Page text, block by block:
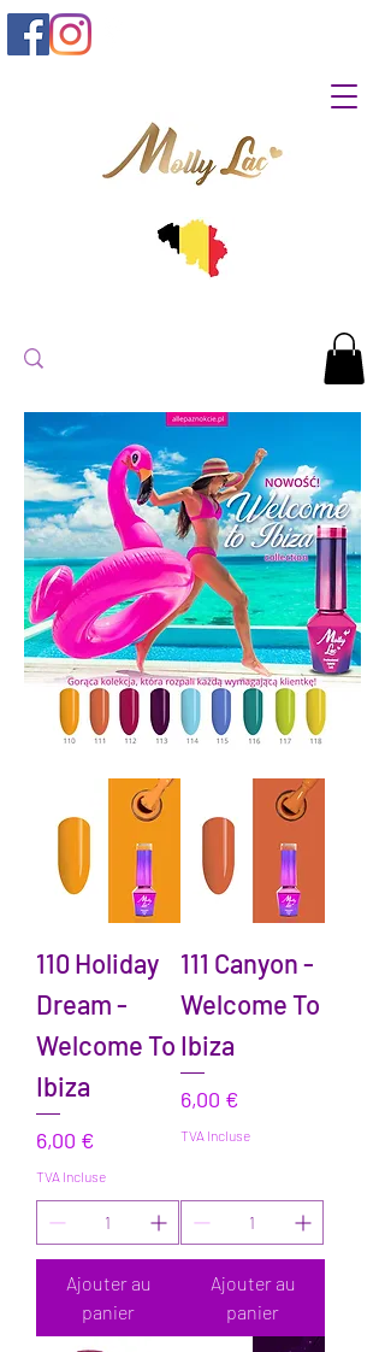
110 Holiday
Dream -
Welcome To
Ibiza
Prix
6,00 €
TVA Incluse
Ajouter au
panier
111 Canyon -
Welcome To
Ibiza
Prix
6,00 €
TVA Incluse
Ajouter au
panier